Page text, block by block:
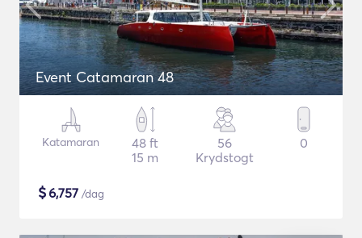
Event Catamaran 48
Katamaran
48 ft
15 m
56
Krydstogt
0
$6,757 /dag